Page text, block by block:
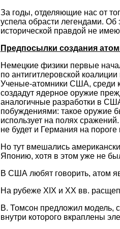
За годы, отделяющие нас от
успела обрасти легендами.
исторической правдой не
Предпосылки создания
Немецкие физики первые
по антигитлеровской
Ученые-атомники США, среди
создадут ядерное оружие
аналогичные разработки в
побуждениями: такое оружие
использует на полях
не будет и Германия на
Но тут вмешались
Японию, хотя в этом уже не
В США любят говорить, атом
На рубеже XIX и XX вв.
В. Томсон предложил модель,
внутри которого вкраплены